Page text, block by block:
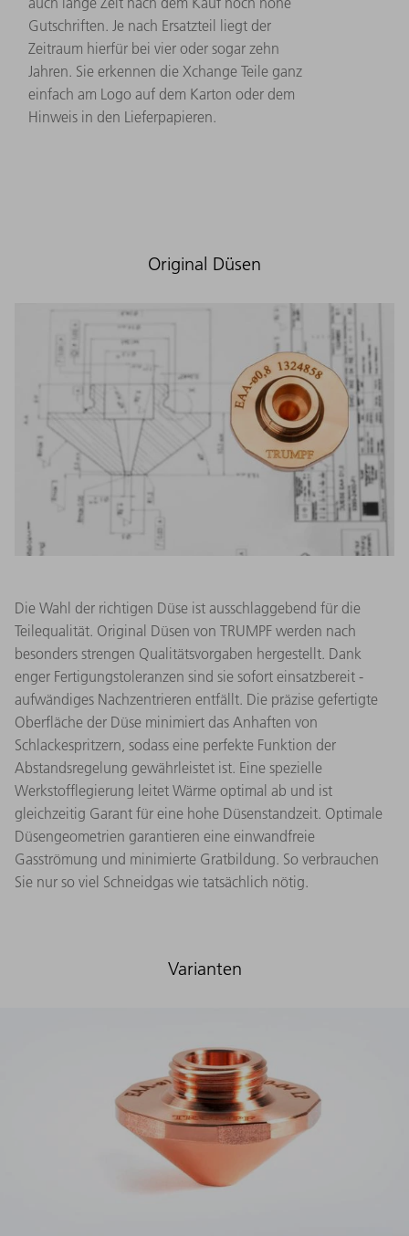
Gutschriften. Je nach Ersatzteil liegt der
Zeitraum hierfür bei vier oder sogar zehn
Jahren. Sie erkennen die Xchange Teile ganz
einfach am Logo auf dem Karton oder dem
Hinweis in den Lieferpapieren.
Original Düsen
Die Wahl der richtigen Düse ist ausschlaggebend für die
Teilequalität. Original Düsen von TRUMPF werden nach
besonders strengen Qualitätsvorgaben hergestellt. Dank
enger Fertigungstoleranzen sind sie sofort einsatzbereit -
aufwändiges Nachzentrieren entfällt. Die präzise gefertigte
Oberfläche der Düse minimiert das Anhaften von
Schlackespritzern, sodass eine perfekte Funktion der
Abstandsregelung gewährleistet ist. Eine spezielle
Werkstofflegierung leitet Wärme optimal ab und ist
gleichzeitig Garant für eine hohe Düsenstandzeit. Optimale
Düsengeometrien garantieren eine einwandfreie
Gasströmung und minimierte Gratbildung. So verbrauchen
Sie nur so viel Schneidgas wie tatsächlich nötig.
Varianten